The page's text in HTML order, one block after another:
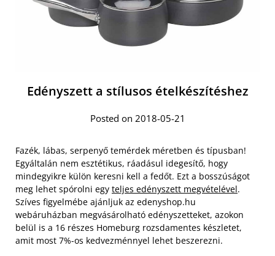
Edényszett a stílusos ételkészítéshez
Posted on 2018-05-21
Fazék, lábas, serpenyő temérdek méretben és típusban!
Egyáltalán nem esztétikus, ráadásul idegesítő, hogy
mindegyikre külön keresni kell a fedőt. Ezt a bosszúságot
meg lehet spórolni egy teljes edényszett megvételével.
Szíves figyelmébe ajánljuk az edenyshop.hu
webáruházban megvásárolható edényszetteket, azokon
belül is a 16 részes Homeburg rozsdamentes készletet,
amit most 7%-os kedvezménnyel lehet beszerezni.